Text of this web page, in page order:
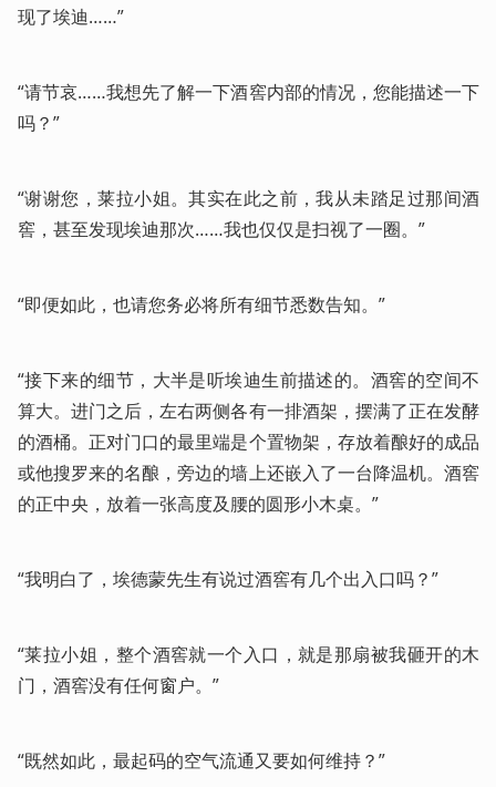
现了埃迪……”
“请节哀……我想先了解一下酒窖内部的情况，您能描述一下
吗？”
“谢谢您，莱拉小姐。其实在此之前，我从未踏足过那间酒
窖，甚至发现埃迪那次……我也仅仅是扫视了一圈。”
“即便如此，也请您务必将所有细节悉数告知。”
“接下来的细节，大半是听埃迪生前描述的。酒窖的空间不
算大。进门之后，左右两侧各有一排酒架，摆满了正在发酵
的酒桶。正对门口的最里端是个置物架，存放着酿好的成品
或他搜罗来的名酿，旁边的墙上还嵌入了一台降温机。酒窖
的正中央，放着一张高度及腰的圆形小木桌。”
“我明白了，埃德蒙先生有说过酒窖有几个出入口吗？”
“莱拉小姐，整个酒窖就一个入口，就是那扇被我砸开的木
门，酒窖没有任何窗户。”
“既然如此，最起码的空气流通又要如何维持？”